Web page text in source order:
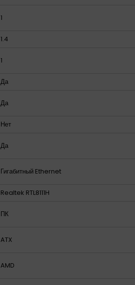
1
1.4
1
Да
Да
Нет
Да
Гигабитный Ethernet
Realtek RTL8111H
ПК
ATX
AMD